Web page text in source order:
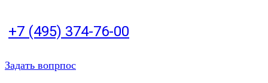
+7 (495) 374-76-00
Задать вопрпос